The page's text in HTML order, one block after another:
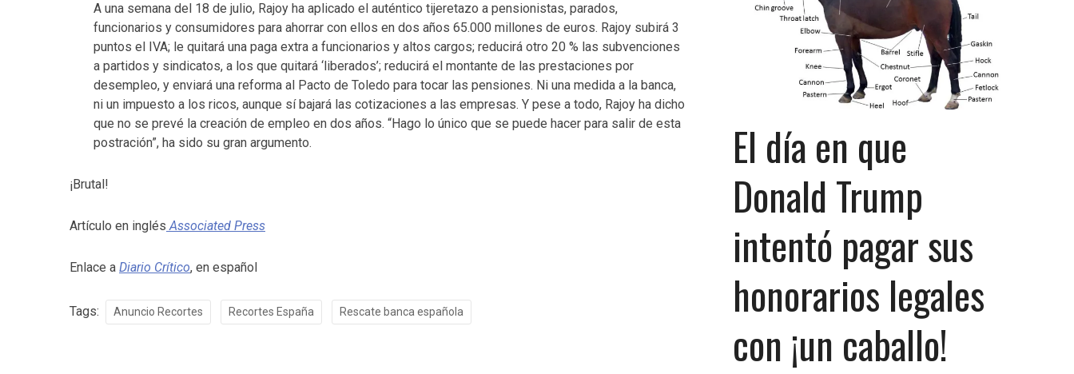
A una semana del 18 de julio, Rajoy ha aplicado el auténtico tijeretazo a pensionistas, parados,
funcionarios y consumidores para ahorrar con ellos en dos años 65.000 millones de euros. Rajoy subirá 3
puntos el IVA; le quitará una paga extra a funcionarios y altos cargos; reducirá otro 20 % las subvenciones
a partidos y sindicatos, a los que quitará ‘liberados’; reducirá el montante de las prestaciones por
desempleo, y enviará una reforma al Pacto de Toledo para tocar las pensiones. Ni una medida a la banca,
ni un impuesto a los ricos, aunque sí bajará las cotizaciones a las empresas. Y pese a todo, Rajoy ha dicho
que no se prevé la creación de empleo en dos años. “Hago lo único que se puede hacer para salir de esta
postración”, ha sido su gran argumento.
¡Brutal!
Artículo en inglés Associated Press
Enlace a Diario Crítico, en español
Tags: Anuncio Recortes Recortes España Rescate banca española
El día en que
Donald Trump
intentó pagar sus
honorarios legales
con ¡un caballo!